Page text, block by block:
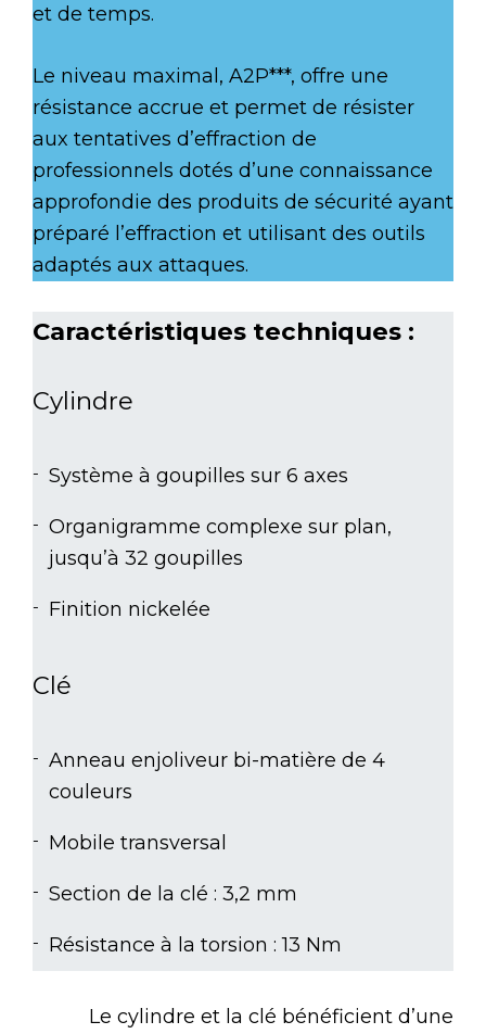
et de temps.
Le niveau maximal, A2P***, offre une
résistance accrue et permet de résister
aux tentatives d’effraction de
professionnels dotés d’une connaissance
approfondie des produits de sécurité ayant
préparé l’effraction et utilisant des outils
adaptés aux attaques.
Caractéristiques techniques :
Cylindre
Système à goupilles sur 6 axes
Organigramme complexe sur plan,
jusqu’à 32 goupilles
Finition nickelée
Clé
Anneau enjoliveur bi-matière de 4
couleurs
Mobile transversal
Section de la clé : 3,2 mm
Résistance à la torsion : 13 Nm
Le cylindre et la clé bénéficient d’une